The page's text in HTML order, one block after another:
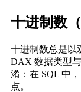
十进制数（
十进制数总是以
DAX 数据类型
淆：在 SQL 中
点。